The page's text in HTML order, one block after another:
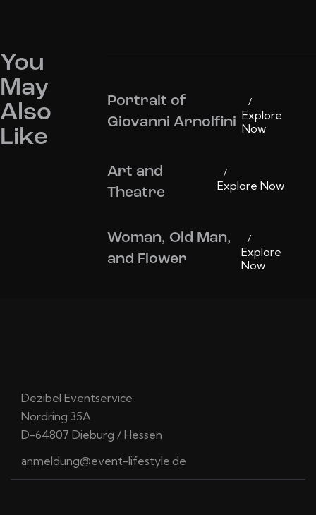
You
May
Also
Like
Explore
Now
Portrait of
Giovanni Arnolfini
Explore Now
Art and
Theatre
Explore
Now
Woman, Old Man,
and Flower
Dezibel Eventservice
Nordring 35A
D-64807 Dieburg / Hessen
anmeldung@event-lifestyle.de